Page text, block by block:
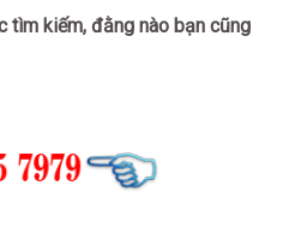
tìm kiếm, đằng nào bạn cũng